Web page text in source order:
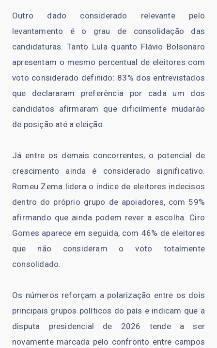
Outro dado considerado relevante pelo
levantamento é o grau de consolidação das
candidaturas. Tanto Lula quanto Flávio Bolsonaro
apresentam o mesmo percentual de eleitores com
voto considerado definido: 83% dos entrevistados
que declararam preferência por cada um dos
candidatos afirmaram que dificilmente mudarão
de posição até a eleição.
Já entre os demais concorrentes, o potencial de
crescimento ainda é considerado significativo.
Romeu Zema lidera o índice de eleitores indecisos
dentro do próprio grupo de apoiadores, com 59%
afirmando que ainda podem rever a escolha. Ciro
Gomes aparece em seguida, com 46% de eleitores
que não consideram o voto totalmente
consolidado.
Os números reforçam a polarização entre os dois
principais grupos políticos do país e indicam que a
disputa presidencial de 2026 tende a ser
novamente marcada pelo confronto entre campos